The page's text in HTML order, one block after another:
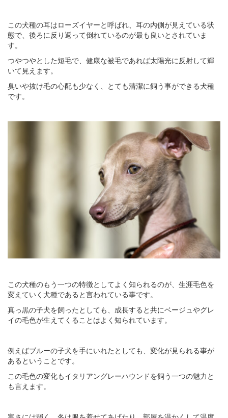
この犬種の耳はローズイヤーと呼ばれ、耳の内側が見えている状
態で、後ろに反り返って倒れているのが最も良いとされていま
す。
つやつやとした短毛で、健康な被毛であれば太陽光に反射して輝
いて見えます。
臭いや抜け毛の心配も少なく、とても清潔に飼う事ができる犬種
です。
この犬種のもう一つの特徴としてよく知られるのが、生涯毛色を
変えていく犬種であると言われている事です。
真っ黒の子犬を飼ったとしても、成長すると共にベージュやグレ
イの毛色が生えてくることはよく知られています。
例えばブルーの子犬を手にいれたとしても、変化が見られる事が
あるということです。
この毛色の変化もイタリアングレーハウンドを飼う一つの魅力と
も言えます。